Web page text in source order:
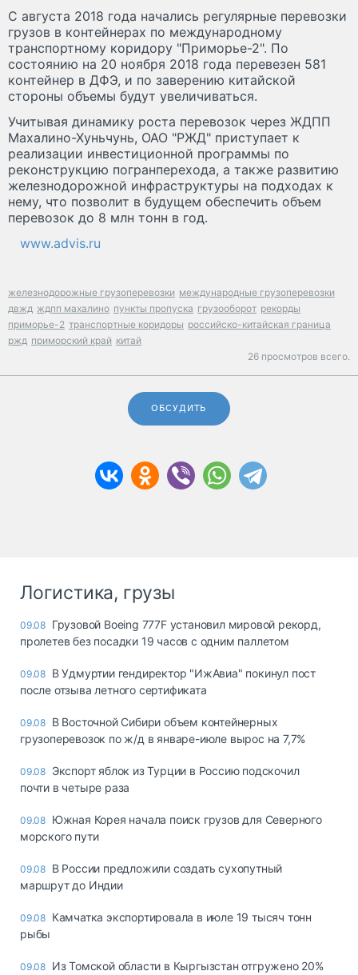
С августа 2018 года начались регулярные перевозки
грузов в контейнерах по международному
транспортному коридору "Приморье-2". По
состоянию на 20 ноября 2018 года перевезен 581
контейнер в ДФЭ, и по заверению китайской
стороны объемы будут увеличиваться.
Учитывая динамику роста перевозок через ЖДПП
Махалино-Хуньчунь, ОАО "РЖД" приступает к
реализации инвестиционной программы по
реконструкцию погранперехода, а также развитию
железнодорожной инфраструктуры на подходах к
нему, что позволит в будущем обеспечить объем
перевозок до 8 млн тонн в год.
www.advis.ru
железнодорожные грузоперевозки международные грузоперевозки
двжд ждпп махалино пункты пропуска грузооборот рекорды
приморье-2 транспортные коридоры российско-китайская граница
ржд приморский край китай
26 просмотров всего.
ОБСУДИТЬ
Логистика, грузы
09.08 Грузовой Boeing 777F установил мировой рекорд,
пролетев без посадки 19 часов с одним паллетом
09.08 В Удмуртии гендиректор "ИжАвиа" покинул пост
после отзыва летного сертификата
09.08 В Восточной Сибири объем контейнерных
грузоперевозок по ж/д в январе-июле вырос на 7,7%
09.08 Экспорт яблок из Турции в Россию подскочил
почти в четыре раза
09.08 Южная Корея начала поиск грузов для Северного
морского пути
09.08 В России предложили создать сухопутный
маршрут до Индии
09.08 Камчатка экспортировала в июле 19 тысяч тонн
рыбы
09.08 Из Томской области в Кыргызстан отгружено 20%